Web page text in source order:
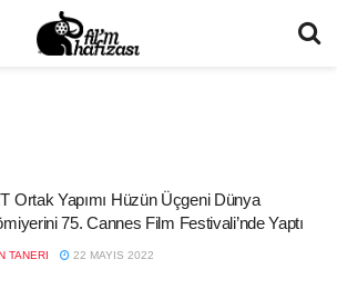
Ortak Yapımı Hüzün Üçgeni Dünya
75. Cannes Film Festivali’nde Yaptı
TANERI 22 MAYIS 2022